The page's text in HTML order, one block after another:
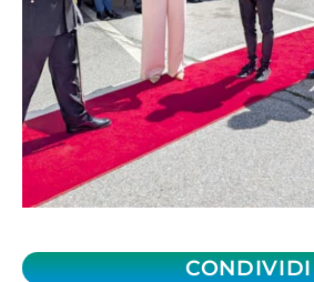
CONDIVIDI